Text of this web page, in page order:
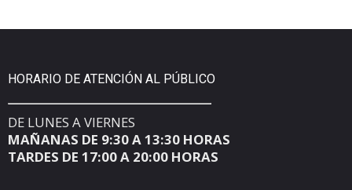
HORARIO DE ATENCIÓN AL PÚBLICO
DE LUNES A VIERNES
MAÑANAS DE 9:30 A 13:30 HORAS
TARDES DE 17:00 A 20:00 HORAS